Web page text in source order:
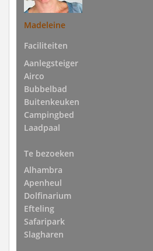
Madeleine
Faciliteiten
Aanlegsteiger
Airco
Bubbelbad
Buitenkeuken
Campingbed
Laadpaal
Te bezoeken
Alhambra
Apenheul
Dolfinarium
Efteling
Safaripark
Slagharen